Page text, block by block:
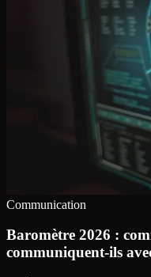
Communication
Baromètre 2026 :
communiquent-ils